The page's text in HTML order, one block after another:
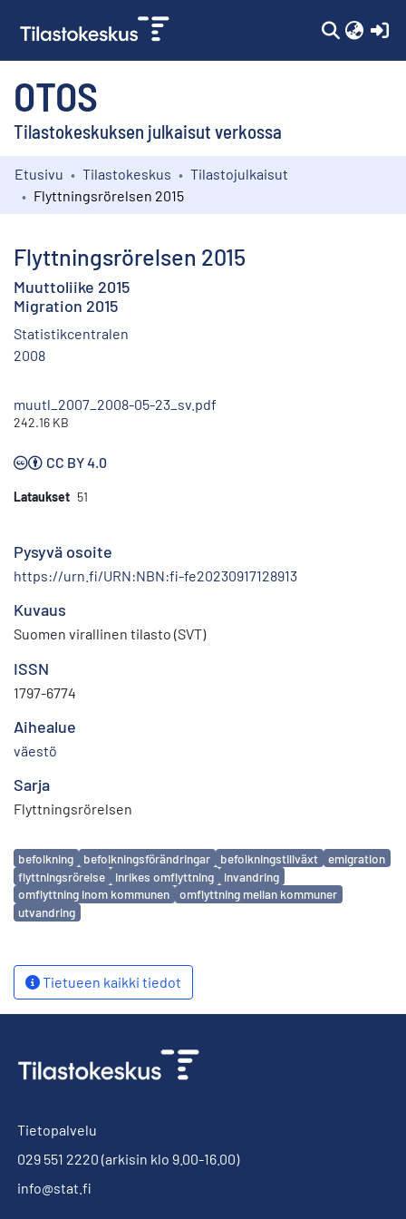
OTOS
Tilastokeskuksen julkaisut verkossa
Kokoelmat
Etusivu Tilastokeskus
Tilastojulkaisut
Flyttningsrörelsen 2015
Flyttningsrörelsen 2015
Muuttoliike 2015
Migration 2015
Statistikcentralen
2008
muutl_2007_2008-05-23_sv.pdf
242.16 KB
CC BY 4.0
Lataukset 51
Pysyvä osoite
https://urn.fi/URN:NBN:fi-fe20230917128913
Kuvaus
Suomen virallinen tilasto (SVT)
ISSN
1797-6774
Aihealue
väestö
Sarja
Flyttningsrörelsen
Avainsanat
befolkning befolkningsförändringar befolkningstillväxt
emigration
flyttningsrörelse
inrikes omflyttning
invandring
omflyttning inom kommunen
omflyttning mellan kommuner
utvandring
Tietueen kaikki tiedot
Tietopalvelu
029 551 2220 (arkisin klo 9.00-16.00)
info@stat.fi